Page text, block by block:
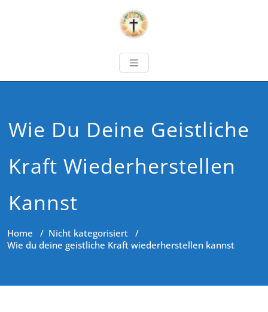
Wie Du Deine Geistliche
Kraft Wiederherstellen
Kannst
Home / Nicht kategorisiert /
Wie du deine geistliche Kraft wiederherstellen kannst